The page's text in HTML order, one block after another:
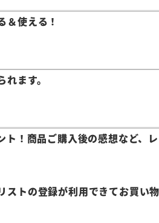
＆使える！
ます。
！商品ご購入後の感想など、
トの登録が利用できてお買い